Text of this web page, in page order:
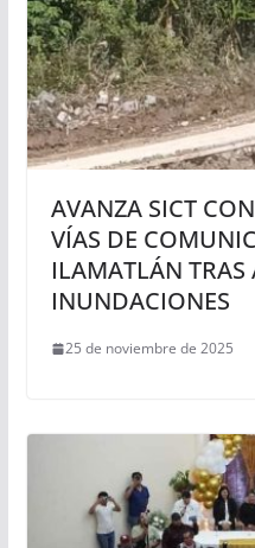
AVANZA SICT
VÍAS DE
ILAMATLÁN TRAS
INUNDACIONES
25 de noviembre de 2025